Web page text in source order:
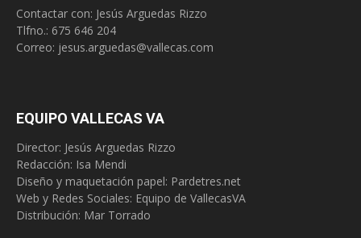
Contactar con: Jesús Arguedas Rizzo
Tlfno.: 675 646 204
Correo: jesus.arguedas@vallecas.com
EQUIPO VALLECAS VA
Director: Jesús Arguedas Rizzo
Redacción: Isa Mendi
Diseño y maquetación papel: Pardetres.net
Web y Redes Sociales: Equipo de VallecasVA
Distribución: Mar Torrado